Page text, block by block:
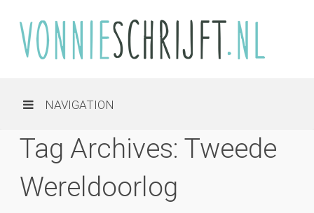
NAVIGATION
Tag Archives: Tweede
Wereldoorlog